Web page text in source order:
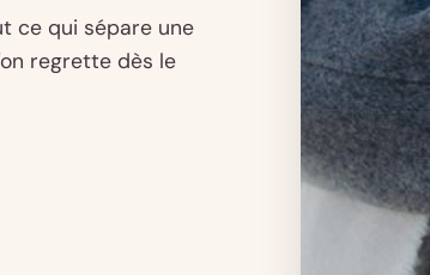
ce qui sépare une
regrette dès le